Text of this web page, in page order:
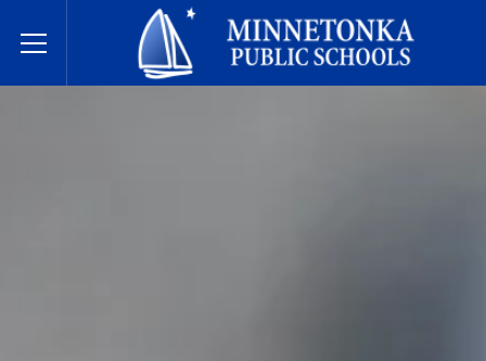
Toggle Menu
Minnetonka davlat maktablari